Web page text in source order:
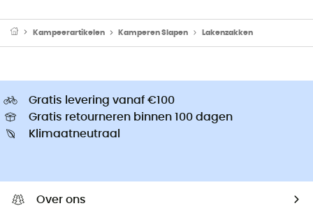
Kampeerartikelen Kamperen Slapen Lakenzakken
Gratis levering vanaf €100
Gratis retourneren binnen 100 dagen
Klimaatneutraal
Over ons